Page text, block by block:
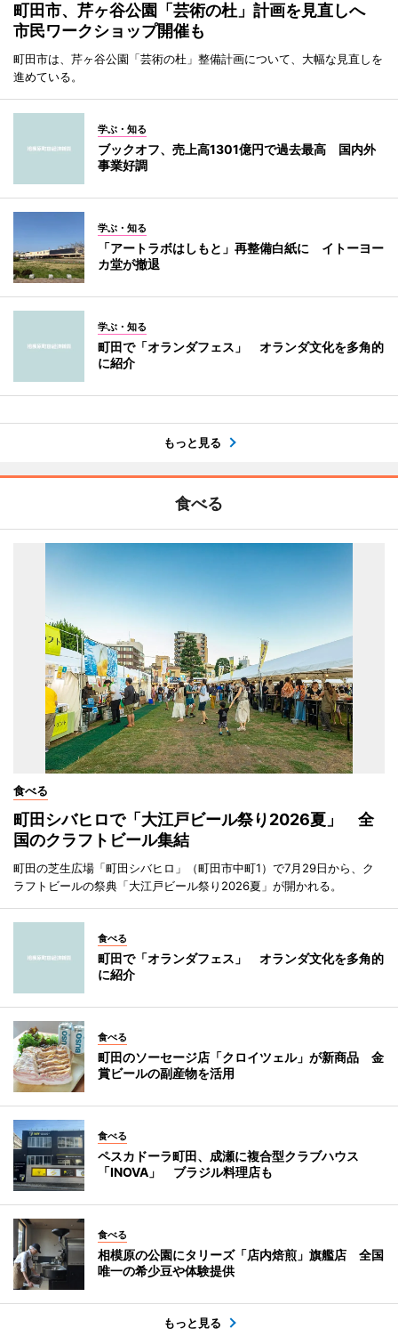
町田市、芹ヶ谷公園「芸術の杜」計画を見直しへ
市民ワークショップ開催も
町田市は、芹ヶ谷公園「芸術の杜」整備計画について、大幅な見直しを
進めている。
学ぶ・知る
ブックオフ、売上高1301億円で過去最高 国内外
事業好調
学ぶ・知る
「アートラボはしもと」再整備白紙に イトーヨー
カ堂が撤退
学ぶ・知る
町田で「オランダフェス」 オランダ文化を多角的
に紹介
もっと見る
食べる
食べる
町田シバヒロで「大江戸ビール祭り2026夏」 全
国のクラフトビール集結
町田の芝生広場「町田シバヒロ」（町田市中町1）で7月29日から、ク
ラフトビールの祭典「大江戸ビール祭り2026夏」が開かれる。
食べる
町田で「オランダフェス」 オランダ文化を多角的
に紹介
食べる
町田のソーセージ店「クロイツェル」が新商品 金
賞ビールの副産物を活用
食べる
ペスカドーラ町田、成瀬に複合型クラブハウス
「INOVA」 ブラジル料理店も
食べる
相模原の公園にタリーズ「店内焙煎」旗艦店 全国
唯一の希少豆や体験提供
もっと見る